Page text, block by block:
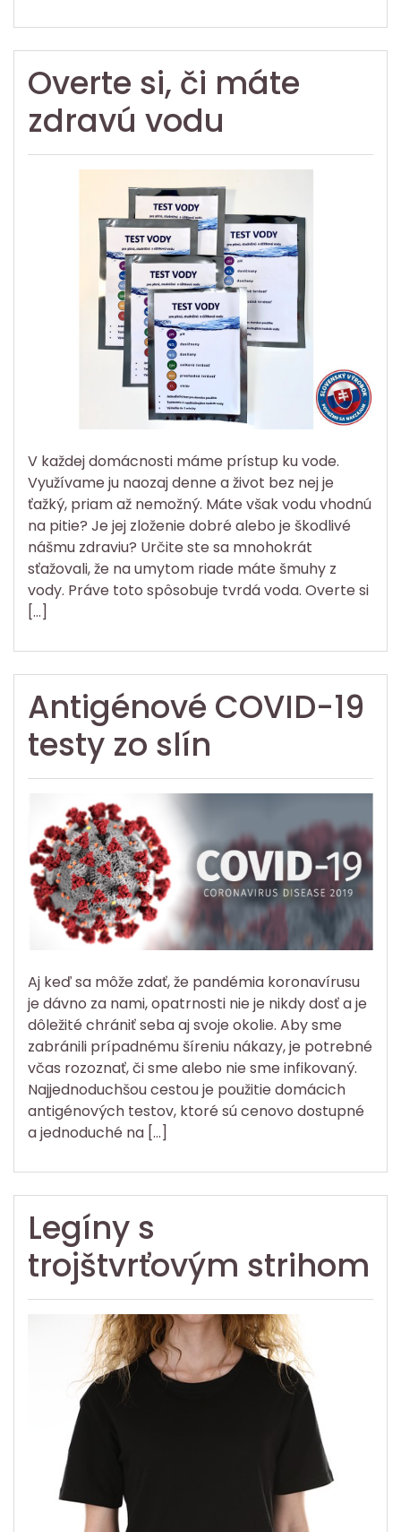
Overte si, či máte
zdravú vodu
V každej domácnosti máme prístup ku vode.
Využívame ju naozaj denne a život bez nej je
ťažký, priam až nemožný. Máte však vodu vhodnú
na pitie? Je jej zloženie dobré alebo je škodlivé
nášmu zdraviu? Určite ste sa mnohokrát
sťažovali, že na umytom riade máte šmuhy z
vody. Práve toto spôsobuje tvrdá voda. Overte si
[…]
Antigénové COVID-19
testy zo slín
Aj keď sa môže zdať, že pandémia koronavírusu
je dávno za nami, opatrnosti nie je nikdy dosť a je
dôležité chrániť seba aj svoje okolie. Aby sme
zabránili prípadnému šíreniu nákazy, je potrebné
včas rozoznať, či sme alebo nie sme infikovaný.
Najjednoduchšou cestou je použitie domácich
antigénových testov, ktoré sú cenovo dostupné
a jednoduché na […]
Legíny s
trojštvrťovým strihom